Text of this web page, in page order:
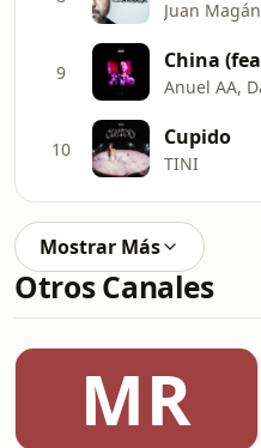
Juan Magán
9
10 Cupido
TINI
Mostrar Más
Otros Canales
MR